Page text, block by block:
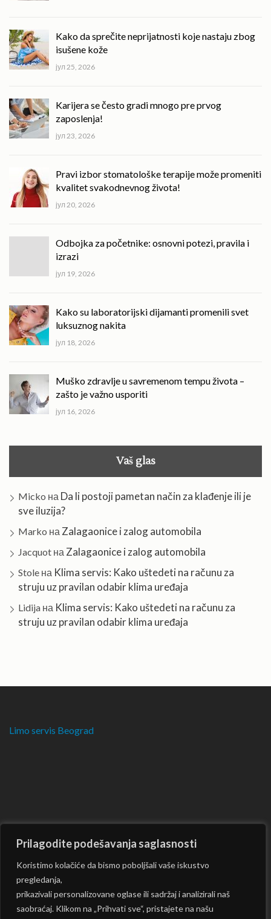
Prilagodite podešavanja saglasnosti
Koristimo kolačiće da bismo poboljšali vaše iskustvo
pregledanja,
prikazivali personalizovane oglase ili sadržaj i analizirali naš
saobraćaj. Klikom na „Prihvati sve“, pristajete na našu
Kako da sprečite neprijatnosti koje nastaju zbog
isušene kože
јул 25, 2026
Karijera se često gradi mnogo pre prvog
zaposlenja!
јул 23, 2026
Pravi izbor stomatološke terapije može promeniti
kvalitet svakodnevnog života!
јул 20, 2026
Odbojka za početnike: osnovni potezi, pravila i
izrazi
јул 19, 2026
Kako su laboratorijski dijamanti promenili svet
luksuznog nakita
јул 18, 2026
Muško zdravlje u savremenom tempu života –
zašto je važno usporiti
јул 16, 2026
Vaš glas
Micko на Da li postoji pametan način za klađenje ili je
sve iluzija?
Marko на Zalagaonice i zalog automobila
Jacquot на Zalagaonice i zalog automobila
Stole на Klima servis: Kako uštedeti na računu za
struju uz pravilan odabir klima uređaja
Lidija на Klima servis: Kako uštedeti na računu za
struju uz pravilan odabir klima uređaja
Limo servis Beograd